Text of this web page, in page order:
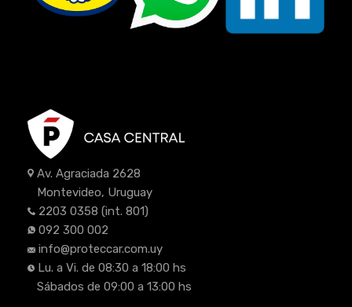
Av. Agraciada 2628
Montevideo, Uruguay
2203 0358 (int. 801)
092 300 002
info@proteccar.com.uy
Lu. a Vi. de 08:30 a 18:00 hs
Sábados de 09:00 a 13:00 hs